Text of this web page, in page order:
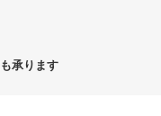
承ります